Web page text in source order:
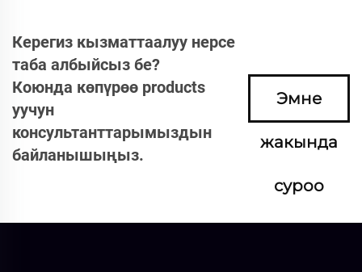
Керегиз кызматтаалуу нерсе
таба албыйсыз бе?
Коюнда көпүрөө products
уучун
консультанттарымыздын
байланышыңыз.
Эмне
жакында
суроо
кылыңыз